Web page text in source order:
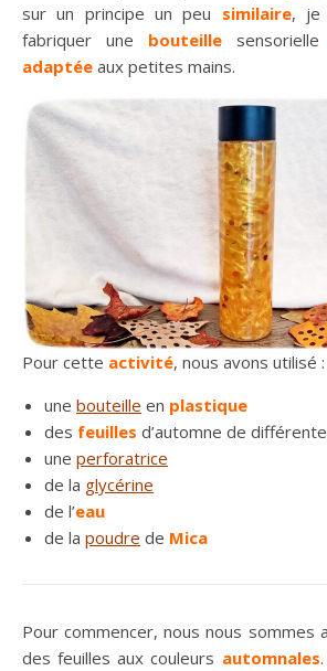
sur un principe un peu similaire, je
fabriquer une bouteille sensorielle
adaptée aux petites mains.
Pour cette activité, nous avons utilisé :
une bouteille en plastique
des feuilles d’automne de
une perforatrice
de la glycérine
de l’eau
de la poudre de Mica
Pour commencer, nous nous sommes
des feuilles aux couleurs automnales